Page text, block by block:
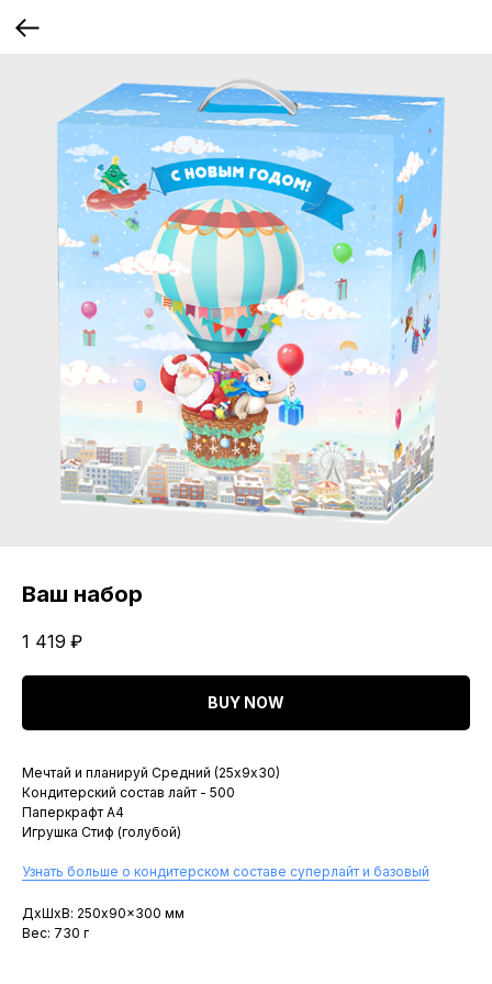
Ваш набор
1 419 ₽
BUY NOW
Мечтай и планируй Средний (25х9х30)
Кондитерский состав лайт - 500
Паперкрафт A4
Игрушка Стиф (голубой)
Узнать больше о кондитерском составе суперлайт и базовый
ДxШxВ: 250x90x300 мм
Вес: 730 г